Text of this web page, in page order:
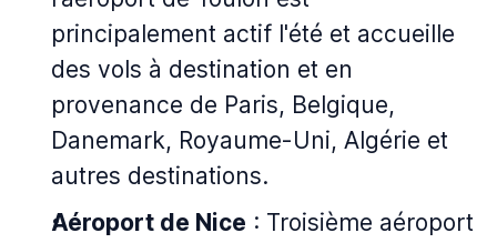
principalement actif l'été et accueille
des vols à destination et en
provenance de Paris, Belgique,
Danemark, Royaume-Uni, Algérie et
autres destinations.
Aéroport de Nice : Troisième aéroport